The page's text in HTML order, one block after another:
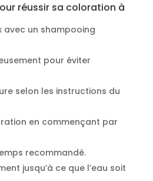
réussir sa coloration à
avec un shampooing
pour éviter
selon les instructions du
en commençant par
recommandé.
jusqu’à ce que l’eau soit